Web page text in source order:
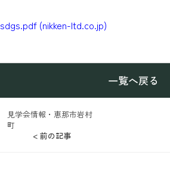
sdgs.pdf (nikken-ltd.co.jp)
< 前の記事
見学会情報・恵那市岩村
町
一覧へ戻る